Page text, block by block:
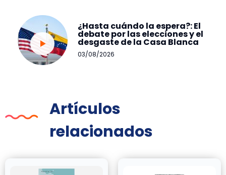
¿Hasta cuándo la espera?: El
debate por las elecciones y el
desgaste de la Casa Blanca
03/08/2026
Artículos
relacionados